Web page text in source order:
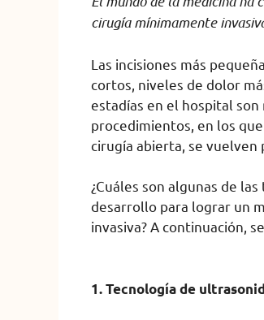
cirugía mínimamente
Las incisiones más
cortos, niveles de dolor
estadías en el hospital son
procedimientos, en los
cirugía abierta, se vuelven
¿Cuáles son algunas de
desarrollo para lograr un
invasiva? A continuación,
1. Tecnología de